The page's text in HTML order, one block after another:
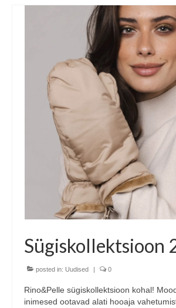
Sügiskollektsioon
posted in: Uudised | 0
Rino&Pelle sügiskollektsioon kohal!
inimesed ootavad alati hooaja